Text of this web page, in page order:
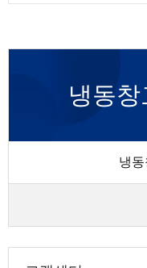
냉동
냉